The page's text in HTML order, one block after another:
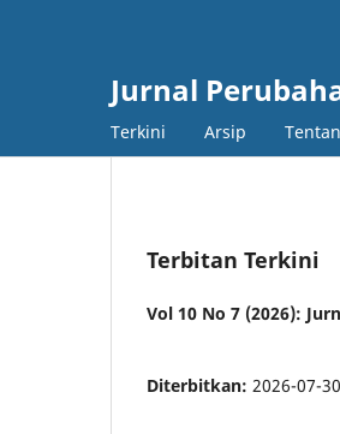
Jurnal
Terkini Arsip
Terbitan Terkini
Vol 10 No 7 (2026):
Diterbitkan: 2026-07-30